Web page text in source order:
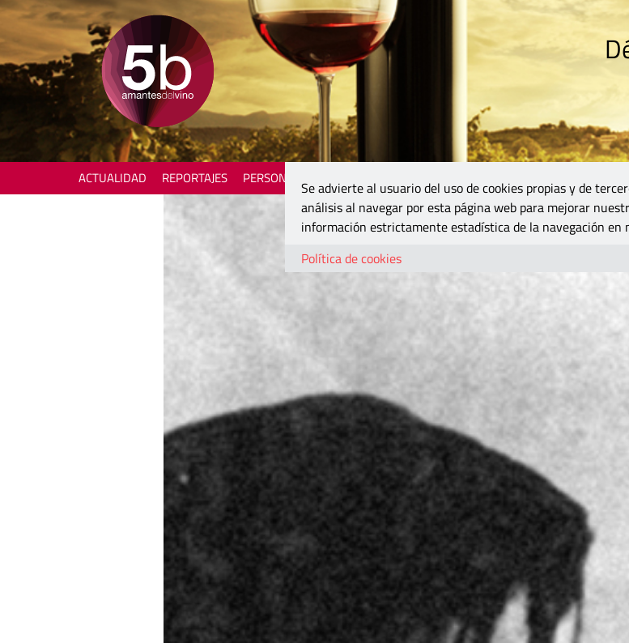
ACTUALIDAD REPORTAJES PERSONAJES
Se advierte al usuario del uso de cookies propias y de
análisis al navegar por esta página web para mejorar
información estrictamente estadística de la navegación en
Política de cookies